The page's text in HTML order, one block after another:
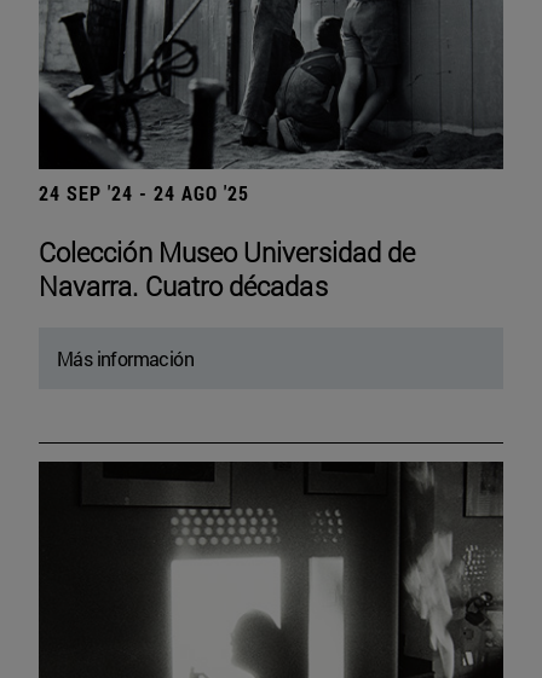
24 SEP '24 - 24 AGO '25
Colección Museo Universidad de
Navarra. Cuatro décadas
Más información